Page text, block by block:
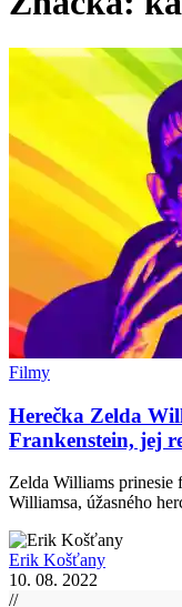
Filmy
Herečka Zelda
Frankenstein, jej
Zelda Williams prinesie
Williamsa, úžasného
Erik Košťany
10. 08. 2022
//